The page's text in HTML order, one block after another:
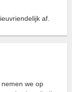
af.
we op